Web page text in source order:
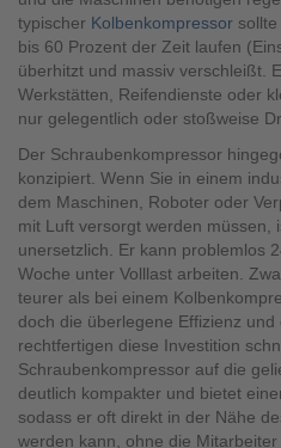
typischer Kolbenkompressor
bis 60 Prozent der Zeit laufen
überhitzt und massiv verschleißt.
Werkstätten, Reifendienste oder
nur gelegentlich oder stoßweise
Der Schraubenkompressor
konzipiert. Wenn Sie in einem
dem Maschinen, Roboter oder
mit Luft versorgt werden müssen,
unersetzlich. Er kann problemlos
Woche unter Volllast arbeiten.
teurer als bei einem
doch die überlegene Effizienz
rechtfertigen diese Investition
Schraubenkompressor auf die
deutlich kompakter und bietet
sodass er oft direkt in der Nähe
werden kann, ohne die